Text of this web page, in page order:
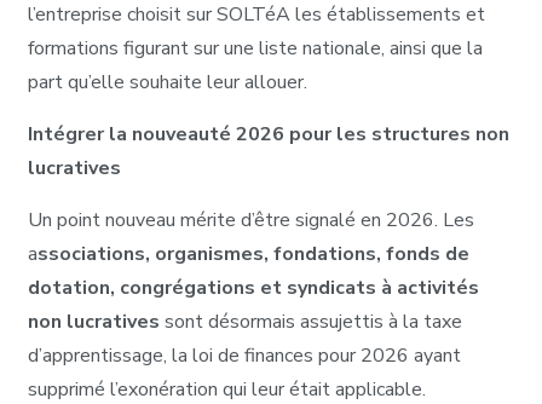
l’entreprise choisit sur SOLTéA les établissements et
formations figurant sur une liste nationale, ainsi que la
part qu’elle souhaite leur allouer.
Intégrer la nouveauté 2026 pour les structures non
lucratives
Un point nouveau mérite d’être signalé en 2026. Les
associations, organismes, fondations, fonds de
dotation, congrégations et syndicats à activités
non lucratives sont désormais assujettis à la taxe
d’apprentissage, la loi de finances pour 2026 ayant
supprimé l’exonération qui leur était applicable.